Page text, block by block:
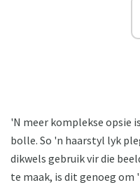
'N meer komplekse opsie
bolle. So 'n haarstyl lyk
dikwels gebruik vir die
te maak, is dit genoeg om